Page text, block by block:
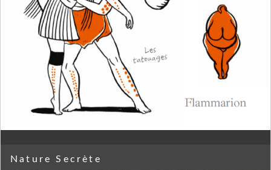
Nature Secrète